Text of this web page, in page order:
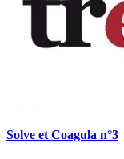
Solve et Coagula n°3